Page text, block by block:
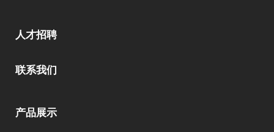
人才招聘
联系我们
产品展示